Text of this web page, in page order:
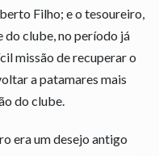
Filho; e o tesoureiro,
do clube, no período já
missão de recuperar o
a patamares mais
do clube.
era um desejo antigo